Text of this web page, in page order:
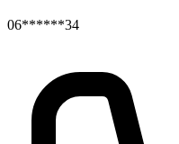
06******34